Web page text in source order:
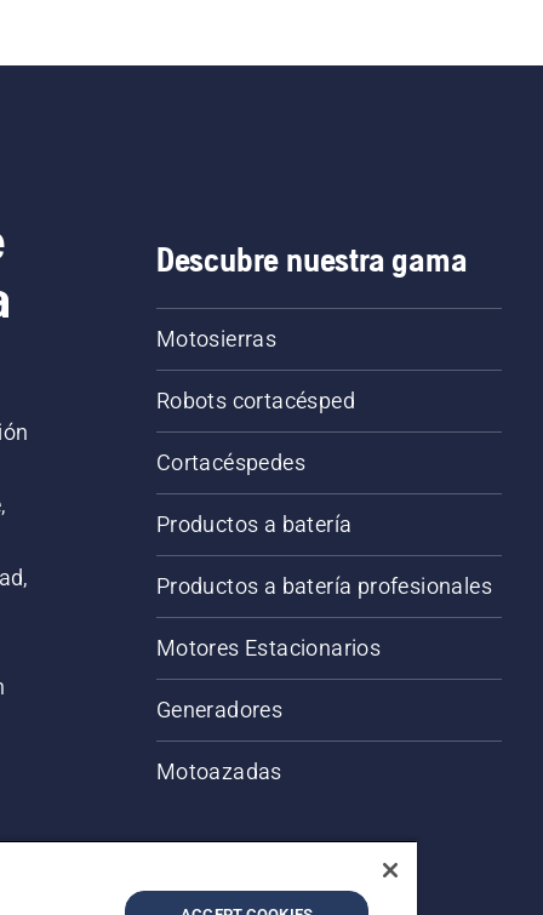
Descubre nuestra gama
Motosierras
Robots cortacésped
Cortacéspedes
Productos a batería
Productos a batería profesionales
Motores Estacionarios
Generadores
Motoazadas